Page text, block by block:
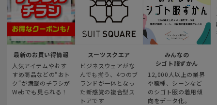
最新のお買い得情報
人気アイテムやおす
すめ商品などの“おト
ク“が満載のチラシが
Webでも見られる！
スーツスクエア
ビジネスウェアがな
んでも揃う、4つのブ
ランドが一体となっ
た新感覚の複合型ス
トアです
みんなの
シゴト服ずかん
12,000人以上の業界
や職種、シーンなど
のシゴト服の着用傾
向をデータ化。